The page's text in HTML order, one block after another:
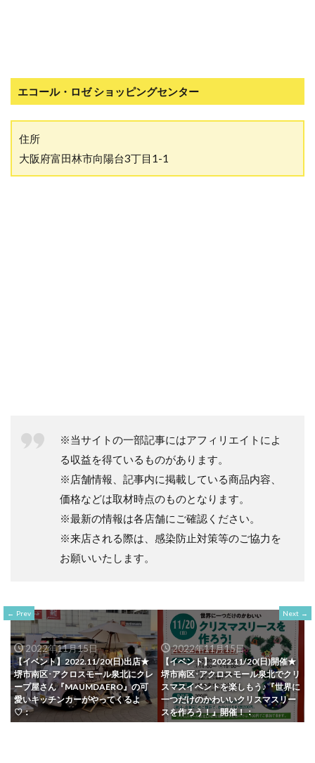
エコール・ロゼ ショッピングセンター
住所
大阪府富田林市向陽台3丁目1-1
※当サイトの一部記事にはアフィリエイトによ
る収益を得ているものがあります。
※店舗情報、記事内に掲載している商品内容、
価格などは取材時点のものとなります。
※最新の情報は各店舗にご確認ください。
※来店される際は、感染防止対策等のご協力を
お願いいたします。
Prev
2022年11月15日
【イベント】2022.11/20(日)出店★
堺市南区･アクロスモール泉北にクレ
ープ屋さん『MAUMDAERO』の可
愛いキッチンカーがやってくるよ
♡：
Next
2022年11月15日
【イベント】2022.11/20(日)開催★
堺市南区･アクロスモール泉北でクリ
スマスイベントを楽しもう♪『世界に
一つだけのかわいいクリスマスリー
スを作ろう！』開催！：